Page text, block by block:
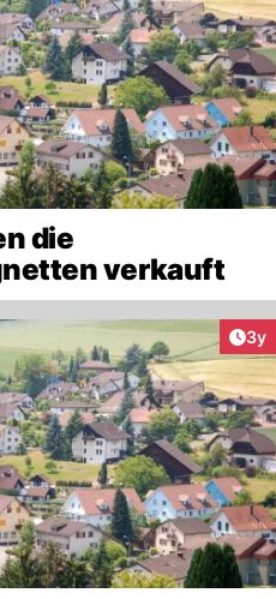
die
verkauft
3y